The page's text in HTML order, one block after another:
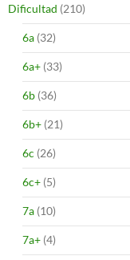
Dificultad (210)
6a (32)
6a+ (33)
6b (36)
6b+ (21)
6c (26)
6c+ (5)
7a (10)
7a+ (4)